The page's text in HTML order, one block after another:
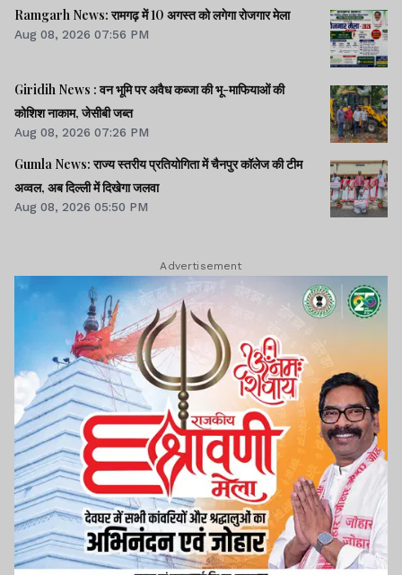
Ramgarh News: रामगढ़ में 10 अगस्त को लगेगा रोजगार मेला
Aug 08, 2026 07:56 PM
Giridih News : वन भूमि पर अवैध कब्जा की भू-माफियाओं की
कोशिश नाकाम, जेसीबी जब्त
Aug 08, 2026 07:26 PM
Gumla News: राज्य स्तरीय प्रतियोगिता में चैनपुर कॉलेज की टीम
अव्वल, अब दिल्ली में दिखेगा जलवा
Aug 08, 2026 05:50 PM
Advertisement